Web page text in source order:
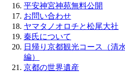
平安神宮神苑無料公開
お問い合わせ
ヤマタノオロチと松尾大社
秦氏について
日帰り京都観光コース（清
編）
京都の世界遺産